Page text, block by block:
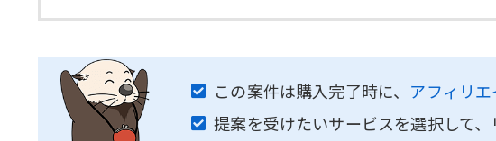
この案件は購入完了時に、 アフィリ
提案を受けたいサービスを選択して、